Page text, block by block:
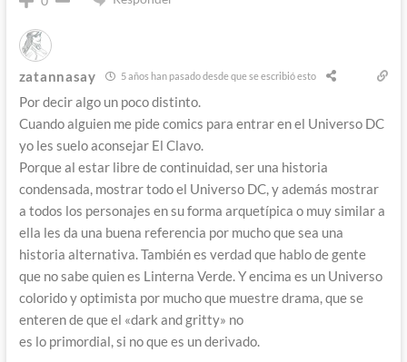
zatannasay 5 años han pasado desde que se escribió esto
Por decir algo un poco distinto.
Cuando alguien me pide comics para entrar en el Universo DC
yo les suelo aconsejar El Clavo.
Porque al estar libre de continuidad, ser una historia
condensada, mostrar todo el Universo DC, y además mostrar
a todos los personajes en su forma arquetípica o muy similar a
ella les da una buena referencia por mucho que sea una
historia alternativa. También es verdad que hablo de gente
que no sabe quien es Linterna Verde. Y encima es un Universo
colorido y optimista por mucho que muestre drama, que se
enteren de que el «dark and gritty» no
es lo primordial, si no que es un derivado.